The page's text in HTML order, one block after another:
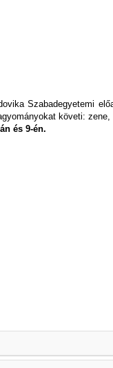
Szabadegyetemi
követi:
és 9-én.